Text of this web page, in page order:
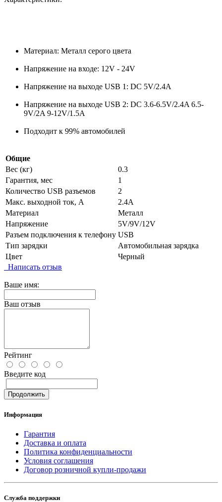
Материал: Металл серого цвета
Напряжение на входе: 12V - 24V
Напряжение на выходе USB 1: DC 5V/2.4A
Напряжение на выходе USB 2: DC 3.6-6.5V/2.4A 6.5-
9V/2A 9-12V/1.5A
Подходит к 99% автомобилей
Общие
Вес (кг)
0.3
Гарантия, мес
1
Количество USB разъемов
2
Макс. выходной ток, А
2.4A
Материал
Металл
Напряжение
5V/9V/12V
Разъем подключения к телефону USB
Тип зарядки
Автомобильная зарядка
Цвет
Черный
Написать отзыв
Ваше имя:
Ваш отзыв
Рейтинг
Введите код
Продолжить
Информация
Гарантия
Доставка и оплата
Политика конфиденциальности
Условия соглашения
Договор розничной купли-продажи
Служба поддержки